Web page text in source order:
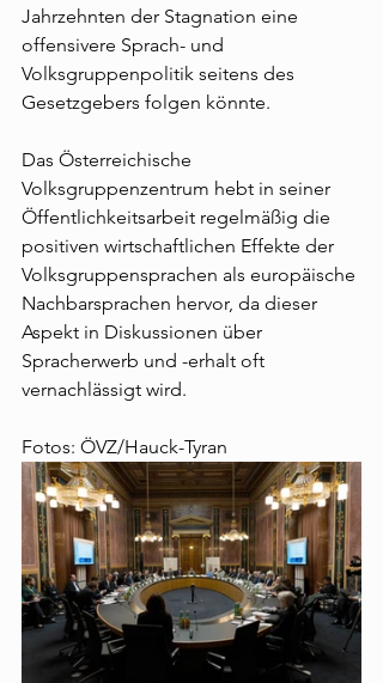
Jahrzehnten der Stagnation eine
offensivere Sprach- und
Volksgruppenpolitik seitens des
Gesetzgebers folgen könnte.
Das Österreichische
Volksgruppenzentrum hebt in seiner
Öffentlichkeitsarbeit regelmäßig die
positiven wirtschaftlichen Effekte der
Volksgruppensprachen als europäische
Nachbarsprachen hervor, da dieser
Aspekt in Diskussionen über
Spracherwerb und -erhalt oft
vernachlässigt wird.
Fotos: ÖVZ/Hauck-Tyran